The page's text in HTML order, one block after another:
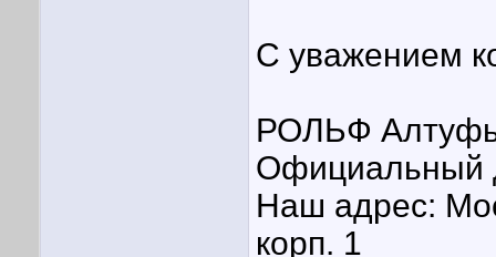
С уважением
РОЛЬФ
Официальный
Наш адрес:
корп. 1